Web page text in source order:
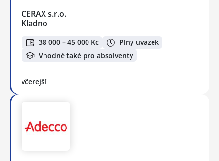
CERAX s.r.o.
Kladno
38 000 – 45 000 Kč
Plný úvazek
Vhodné také pro absolventy
včerejší